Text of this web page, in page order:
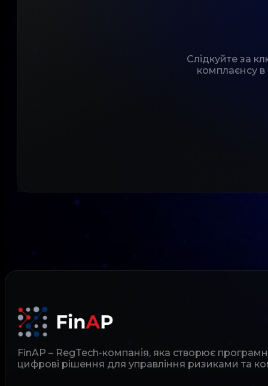
Слідкуйте за
комплаєнсу
FinAP – RegTech-компанія, яка створює
цифрові рішення для управління ризиками та